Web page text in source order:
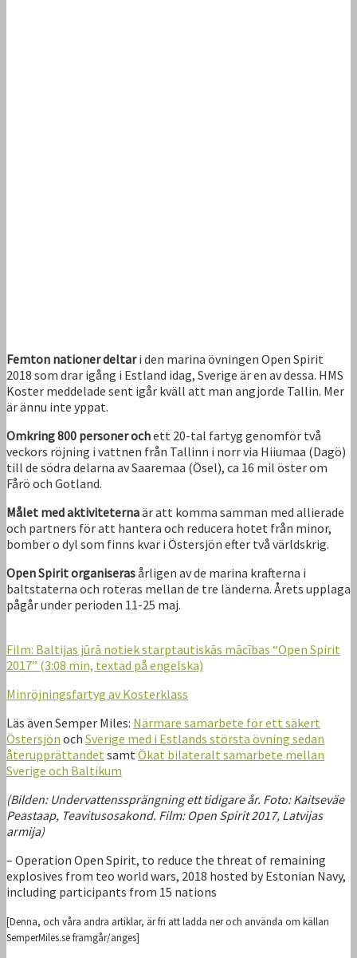
Femton nationer deltari den marina övningen Open Spirit
2018 som drar igång i Estland idag, Sverige är en av dessa. HMS
Koster meddelade sent igår kväll att man angjorde Tallin. Mer
är ännu inte yppat.
Omkring 800 personer ochett 20-tal fartyg genomför två
veckors röjning i vattnen från Tallinn i norr via Hiiumaa (Dagö)
till de södra delarna av Saaremaa (Ösel), ca 16 mil öster om
Fårö och Gotland.
Målet med aktiviteternaär att komma samman med allierade
och partners för att hantera och reducera hotet från minor,
bomber o dyl som finns kvar i Östersjön efter två världskrig.
Open Spirit organiserasårligen av de marina krafterna i
baltstaterna och roteras mellan de tre länderna. Årets upplaga
pågår under perioden 11-25 maj.
Film: Baltijas jūrā notiek starptautiskās mācības “Open Spirit
2017” (3:08 min, textad på engelska)
Minröjningsfartyg av Kosterklass
Läs även Semper Miles: Närmare samarbete för ett säkert
Östersjön och Sverige med i Estlands största övning sedan
återupprättandet samt Ökat bilateralt samarbete mellan
Sverige och Baltikum
(Bilden: Undervattenssprängning ett tidigare år. Foto: Kaitseväe
Peastaap, Teavitusosakond. Film: Open Spirit 2017, Latvijas
armija)
– Operation Open Spirit, to reduce the threat of remaining
explosives from teo world wars, 2018 hosted by Estonian Navy,
including participants from 15 nations
[Denna, och våra andra artiklar, är fri att ladda ner och använda om källan
SemperMiles.se framgår/anges]